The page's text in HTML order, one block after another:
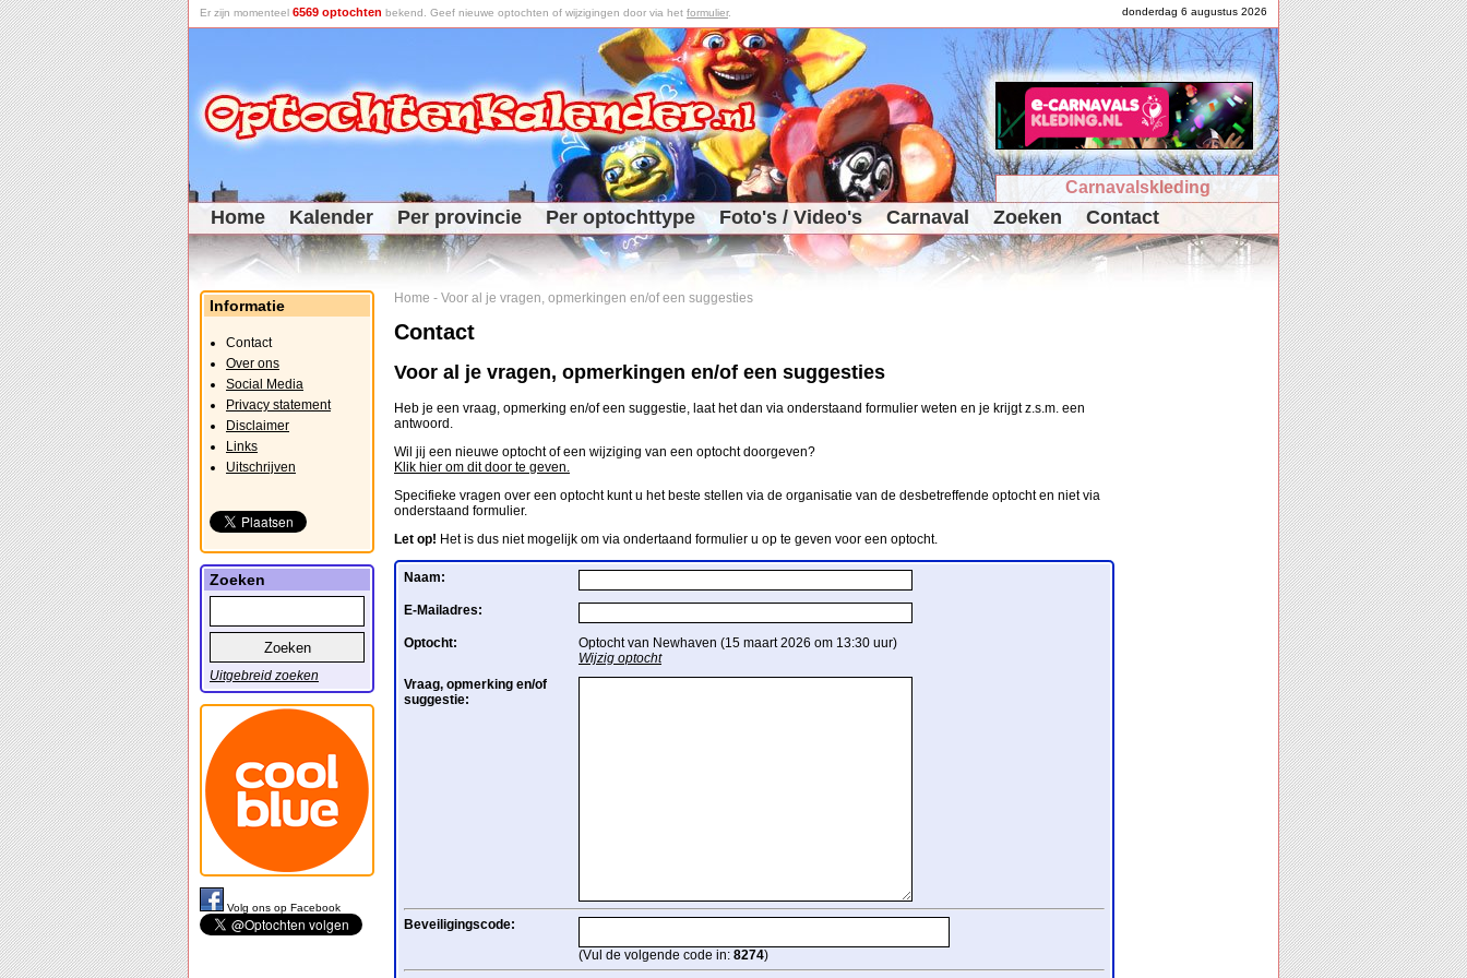
donderdag 6 augustus 2026
Er zijn momenteel 6569 optochten bekend. Geef nieuwe optochten of wijzigingen door via het formulier.
Carnavalskleding
Home Kalender Per provincie Per optochttype Foto's / Video's Carnaval Zoeken Contact
Home - Voor al je vragen, opmerkingen en/of een suggesties
Contact
Voor al je vragen, opmerkingen en/of een suggesties
Heb je een vraag, opmerking en/of een suggestie, laat het dan via onderstaand formulier weten en je krijgt z.s.m. een
antwoord.
Wil jij een nieuwe optocht of een wijziging van een optocht doorgeven?
Klik hier om dit door te geven.
Specifieke vragen over een optocht kunt u het beste stellen via de organisatie van de desbetreffende optocht en niet via
onderstaand formulier.
Let op! Het is dus niet mogelijk om via ondertaand formulier u op te geven voor een optocht.
Naam:
E-Mailadres:
Optocht:
Optocht van Newhaven (15 maart 2026 om 13:30 uur)
Wijzig optocht
Vraag, opmerking en/of
suggestie:
Beveiligingscode:
(Vul de volgende code in: 8274)
Informatie
Contact
Over ons
Social Media
Privacy statement
Disclaimer
Links
Uitschrijven
Zoeken
Uitgebreid zoeken
Volg ons op Facebook